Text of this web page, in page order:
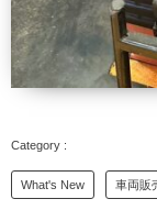
What's New 車両販